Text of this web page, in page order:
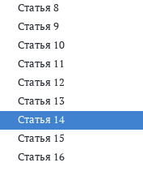
Статья 8
Статья 9
Статья 10
Статья 11
Статья 12
Статья 13
Статья 14
Статья 15
Статья 16